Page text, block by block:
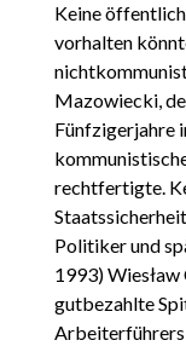
Keine
vorhalten
Mazowiecki,
Fünfzigerjahre
rechtfertigte.
Politiker und
1993)
gutbezahlte
Arbeiterführers